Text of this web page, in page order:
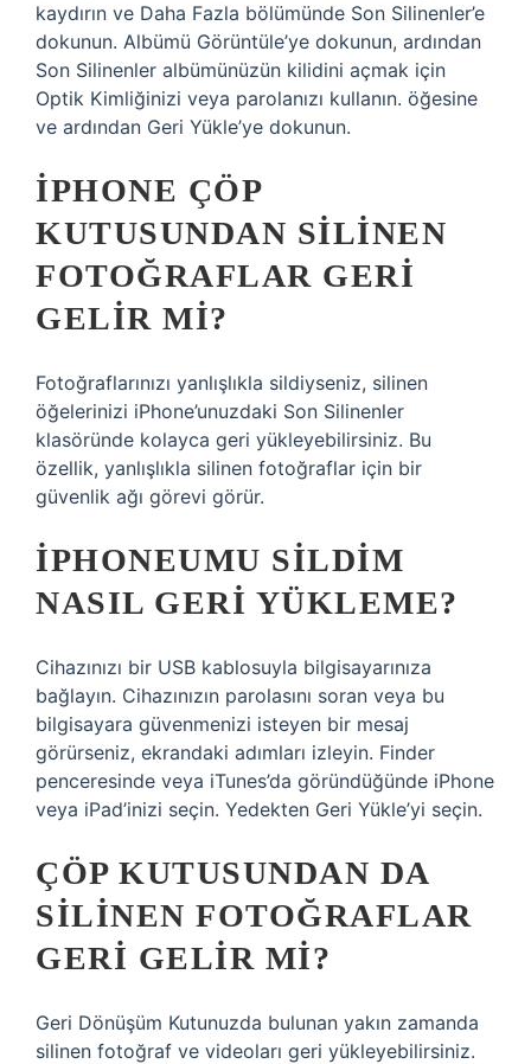
kaydırın ve Daha Fazla bölümünde Son Silinenler’e
dokunun. Albümü Görüntüle’ye dokunun, ardından
Son Silinenler albümünüzün kilidini açmak için
Optik Kimliğinizi veya parolanızı kullanın. öğesine
ve ardından Geri Yükle’ye dokunun.
IPHONE ÇÖP
KUTUSUNDAN SILINEN
FOTOĞRAFLAR GERI
GELIR MI?
Fotoğraflarınızı yanlışlıkla sildiyseniz, silinen
öğelerinizi iPhone’unuzdaki Son Silinenler
klasöründe kolayca geri yükleyebilirsiniz. Bu
özellik, yanlışlıkla silinen fotoğraflar için bir
güvenlik ağı görevi görür.
İPHONEUMU SILDIM
NASIL GERI YÜKLEME?
Cihazınızı bir USB kablosuyla bilgisayarınıza
bağlayın. Cihazınızın parolasını soran veya bu
bilgisayara güvenmenizi isteyen bir mesaj
görürseniz, ekrandaki adımları izleyin. Finder
penceresinde veya iTunes’da göründüğünde iPhone
veya iPad’inizi seçin. Yedekten Geri Yükle’yi seçin.
ÇÖP KUTUSUNDAN DA
SILINEN FOTOĞRAFLAR
GERI GELIR MI?
Geri Dönüşüm Kutunuzda bulunan yakın zamanda
silinen fotoğraf ve videoları geri yükleyebilirsiniz.